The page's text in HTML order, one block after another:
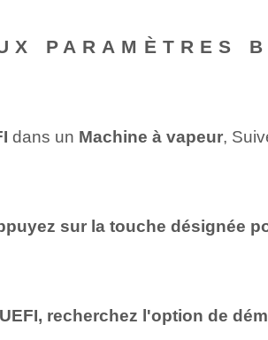
PARAMÈTRES
dans un Machine à vapeur,
sur la touche désignée
, recherchez l'option de